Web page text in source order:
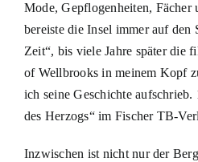
Mode, Gepflogenheiten, Fächer
bereiste die Insel immer auf den
Zeit“, bis viele Jahre später die
of Wellbrooks in meinem Kopf
ich seine Geschichte
des Herzogs“ im Fischer TB-
Inzwischen ist nicht nur der